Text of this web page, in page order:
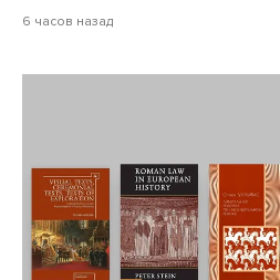
6 часов назад